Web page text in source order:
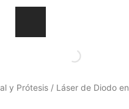
g
y Prótesis / Láser de Diodo en